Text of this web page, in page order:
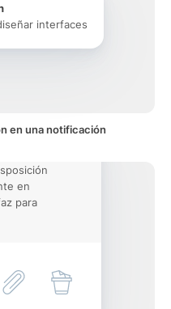
interfaces
en una notificación
en
para